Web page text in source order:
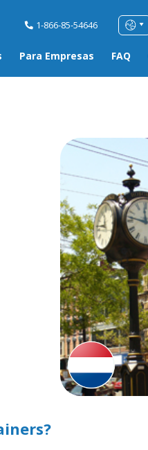
1-866-85-54646
Para Empresas FAQ